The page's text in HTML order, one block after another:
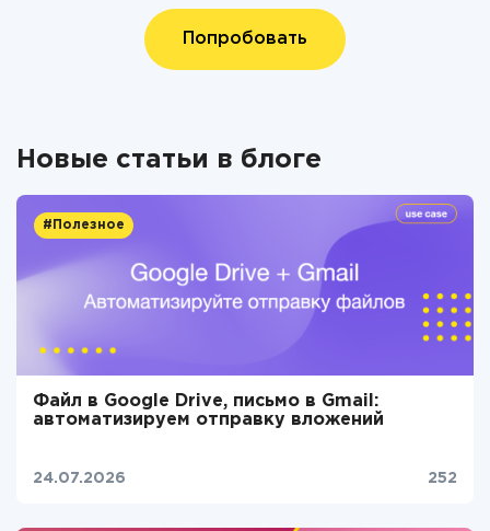
Попробовать
Новые статьи в блоге
#Полезное
Файл в Google Drive, письмо в Gmail:
автоматизируем отправку вложений
24.07.2026 252